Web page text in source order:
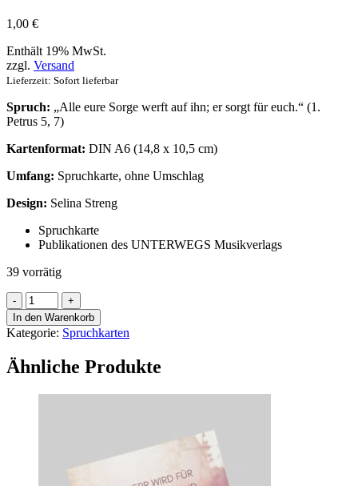
1,00 €
Enthält 19% MwSt.
zzgl. Versand
Lieferzeit: Sofort lieferbar
Spruch: „Alle eure Sorge werft auf ihn; er sorgt für euch.“ (1.
Petrus 5, 7)
Kartenformat: DIN A6 (14,8 x 10,5 cm)
Umfang: Spruchkarte, ohne Umschlag
Design: Selina Streng
Spruchkarte
Publikationen des UNTERWEGS Musikverlags
39 vorrätig
Spruchkarte:
Motiv
21
Menge
In den Warenkorb
Kategorie: Spruchkarten
Ähnliche Produkte